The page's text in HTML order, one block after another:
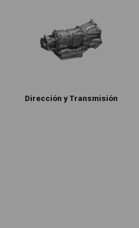
Dirección y Transmisión